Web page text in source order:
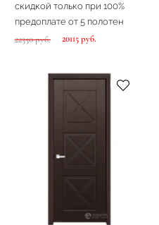
скидкой только при 100%
предоплате от 5 полотен
22350 руб. 20115 руб.